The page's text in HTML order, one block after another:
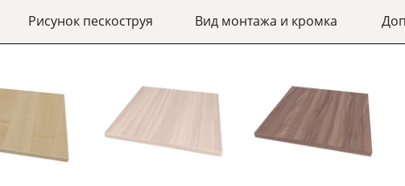
Рисунок пескоструя Вид монтажа и кромка